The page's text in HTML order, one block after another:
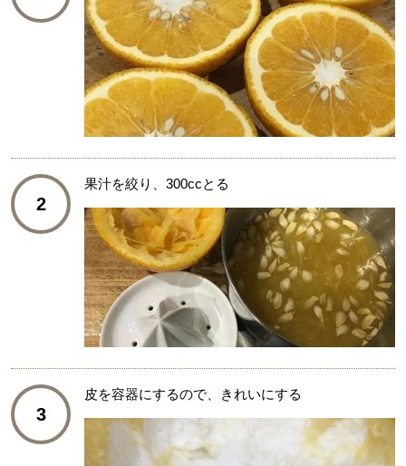
2
果汁を絞り、300ccとる
3
皮を容器にするので、きれいにする